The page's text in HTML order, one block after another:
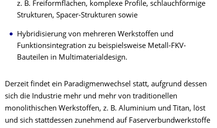
z. B. Freiformflächen, komplexe Profile, schlauchförmige
Strukturen, Spacer-Strukturen sowie
Hybridisierung von mehreren Werkstoffen und
Funktionsintegration zu beispielsweise Metall-FKV-
Bauteilen in Multimaterialdesign.
Derzeit findet ein Paradigmenwechsel statt, aufgrund dessen
sich die Industrie mehr und mehr von traditionellen
monolithischen Werkstoffen, z. B. Aluminium und Titan, löst
und sich stattdessen zunehmend auf Faserverbundwerkstoffe